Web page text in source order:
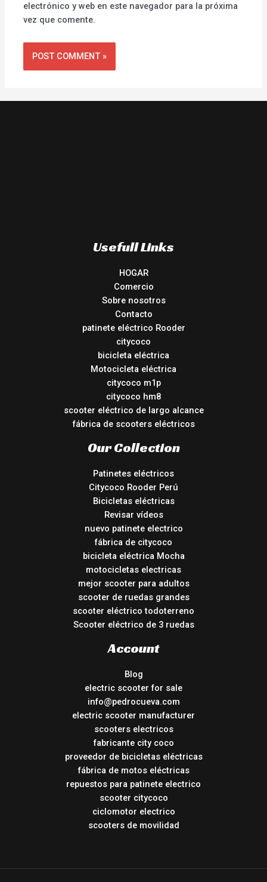
electrónico y web en este navegador para la próxima
vez que comente.
Usefull Links
HOGAR
Comercio
Sobre nosotros
Contacto
patinete eléctrico Rooder
citycoco
bicicleta eléctrica
Motocicleta eléctrica
citycoco m1p
citycoco hm8
scooter eléctrico de largo alcance
fábrica de scooters eléctricos
Our Collection
Patinetes eléctricos
Citycoco Rooder Perú
Bicicletas eléctricas
Revisar vídeos
nuevo patinete electrico
fábrica de citycoco
bicicleta eléctrica Mocha
motocicletas electricas
mejor scooter para adultos
scooter de ruedas grandes
scooter eléctrico todoterreno
Scooter eléctrico de 3 ruedas
Account
Blog
electric scooter for sale
info@pedrocueva.com
electric scooter manufacturer
scooters electricos
fabricante city coco
proveedor de bicicletas eléctricas
fábrica de motos eléctricas
repuestos para patinete electrico
scooter citycoco
ciclomotor electrico
scooters de movilidad